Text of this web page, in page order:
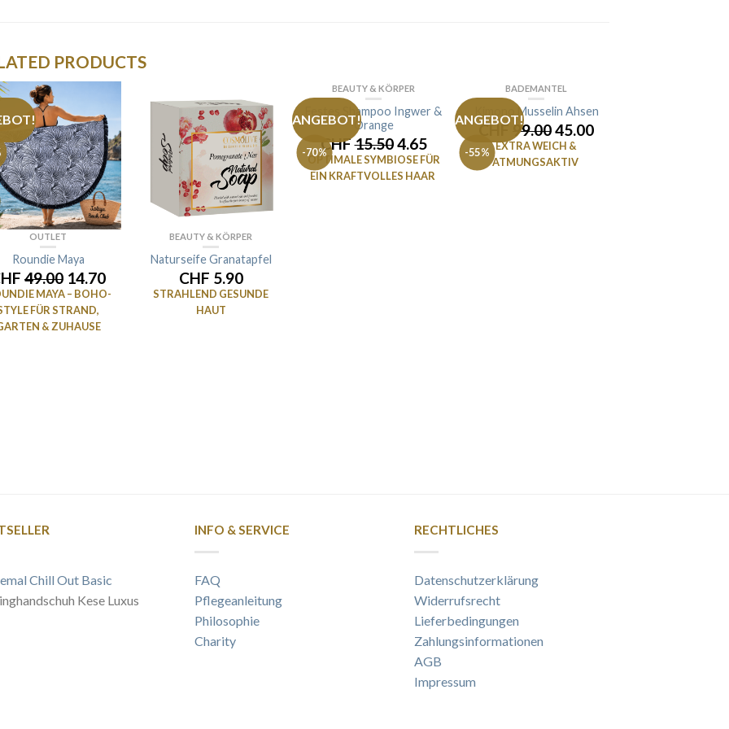
PRODUCTS
OUTLET
Roundie Maya
49.00 14.70
MAYA – BOHO-
FÜR STRAND,
& ZUHAUSE
BEAUTY & KÖRPER
Naturseife Granatapfel
CHF 5.90
STRAHLEND GESUNDE
HAUT
NICHT VORRÄTIG
-70%
ANGEBOT!
BEAUTY & KÖRPER
Festes Shampoo Ingwer &
Orange
CHF15.504.65
OPTIMALE SYMBIOSE FÜR
EIN KRAFTVOLLES HAAR
-55%
ANGEBOT!
BADEMANTEL
Kimono Musselin Ahsen
CHF 99.0045.00
EXTRA WEICH &
ATMUNGSAKTIV
Chill Out Basic
Kese Luxus
INFO & SERVICE
FAQ
Pflegeanleitung
Philosophie
Charity
RECHTLICHES
Datenschutzerklärung
Widerrufsrecht
Lieferbedingungen
Zahlungsinformationen
AGB
Impressum